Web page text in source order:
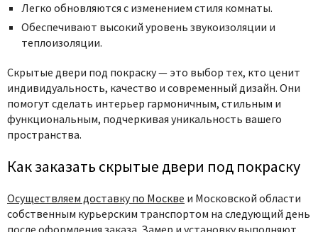
Легко обновляются с изменением стиля комнаты.
Обеспечивают высокий уровень звукоизоляции и
теплоизоляции.
Скрытые двери под покраску — это выбор тех, кто ценит
индивидуальность, качество и современный дизайн. Они
помогут сделать интерьер гармоничным, стильным и
функциональным, подчеркивая уникальность вашего
пространства.
Как заказать скрытые двери под покраску
Осуществляем доставку по Москве и Московской области
собственным курьерским транспортом на следующий день
после оформления заказа. Замер и установкувыполняют